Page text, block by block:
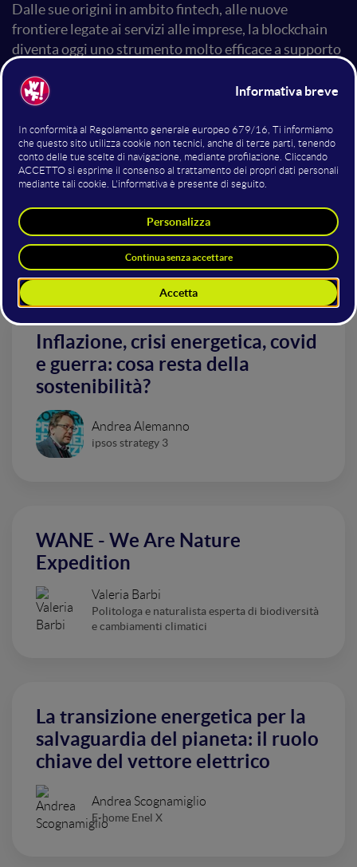
Dalle sue origini in ambito fintech, alle nuove
frontiere legate ai servizi alle imprese, la blockchain
diventa oggi uno strumento molto efficace a supporto
"consumatore etico". Scopri come centinaia di aziende
stanno già creando trasparenza rispetto alle proprie
scelte e le proprie policy in ambito ESG grazie a questa
innovativa tecnologia.
Altri interventi nella sala
Sustainability
Inflazione, crisi energetica, covid
e guerra: cosa resta della
sostenibilità?
Andrea Alemanno
ipsos strategy 3
WANE - We Are Nature
Expedition
Valeria Barbi
Politologa e naturalista esperta di biodiversità
e cambiamenti climatici
La transizione energetica per la
salvaguardia del pianeta: il ruolo
chiave del vettore elettrico
Andrea Scognamiglio
E-home Enel X